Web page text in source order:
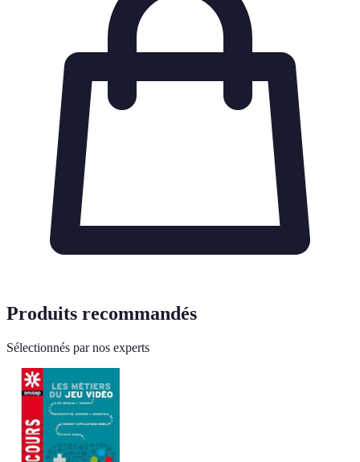
Produits recommandés
Sélectionnés par nos experts